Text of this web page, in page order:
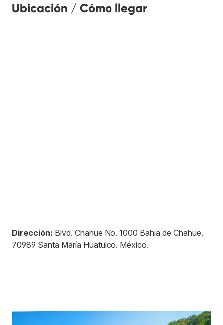
Ubicación / Cómo llegar
Dirección: Blvd. Chahue No. 1000 Bahia de Chahue.
70989 Santa María Huatulco. México.